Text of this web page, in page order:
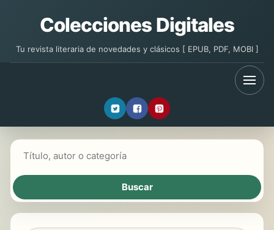
Colecciones Digitales
Tu revista literaria de novedades y clásicos [ EPUB, PDF, MOBI ]